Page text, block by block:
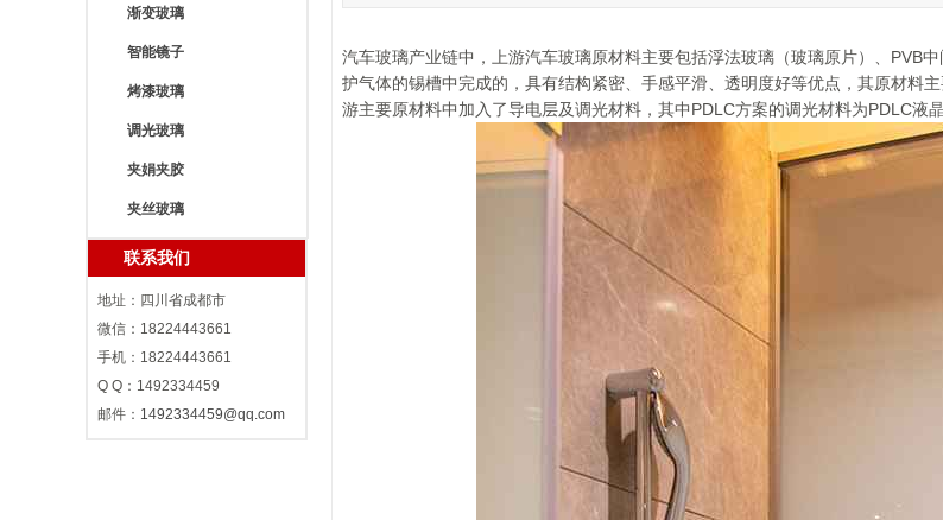
渐变玻璃
智能镜子
烤漆玻璃
调光玻璃
夹娟夹胶
夹丝玻璃
联系我们
地址：四川省成都市
微信：18224443661
手机：18224443661
Q Q：1492334459
邮件： 1492334459@qq.com
汽车玻璃产业链中，上游汽车玻璃原材料主要包括浮法玻璃（玻璃原片）、PVB
护气体的锡槽中完成的，具有结构紧密、手感平滑、透明度好等优点，其原材料
游主要原材料中加入了导电层及调光材料，其中PDLC方案的调光材料为PDLC液